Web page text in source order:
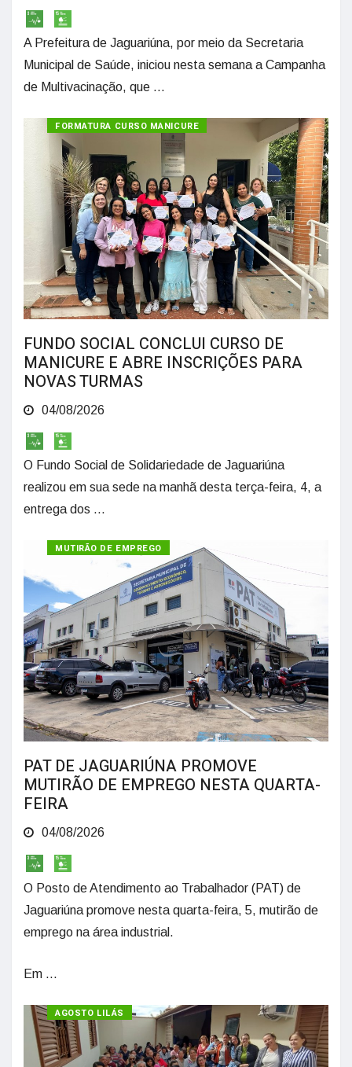
A Prefeitura de Jaguariúna, por meio da Secretaria
Municipal de Saúde, iniciou nesta semana a Campanha
de Multivacinação, que ...
FORMATURA CURSO MANICURE
FUNDO SOCIAL CONCLUI CURSO DE
MANICURE E ABRE INSCRIÇÕES PARA
NOVAS TURMAS
04/08/2026
O Fundo Social de Solidariedade de Jaguariúna
realizou em sua sede na manhã desta terça-feira, 4, a
entrega dos ...
MUTIRÃO DE EMPREGO
PAT DE JAGUARIÚNA PROMOVE
MUTIRÃO DE EMPREGO NESTA QUARTA-
FEIRA
04/08/2026
O Posto de Atendimento ao Trabalhador (PAT) de
Jaguariúna promove nesta quarta-feira, 5, mutirão de
emprego na área industrial.
Em ...
AGOSTO LILÁS